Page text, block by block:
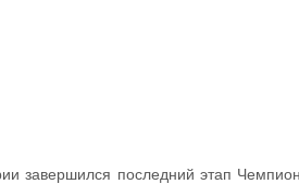
завершился последний этап